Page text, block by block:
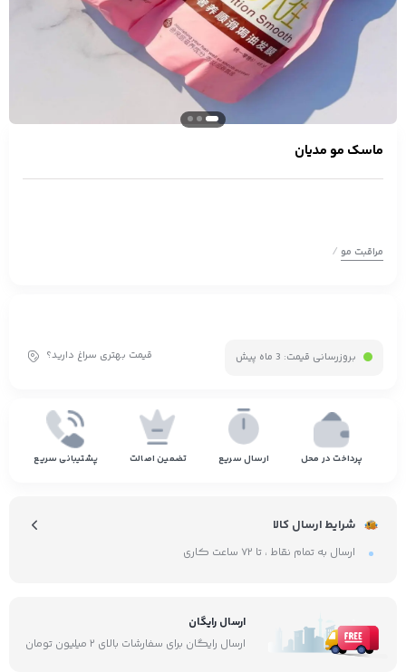
ماسک مو مدیان
مراقبت مو /
بروزرسانی قیمت: 3 ماه پیش قیمت بهتری سراغ دارید؟
پرداخت در محل ارسال سریع تضمین اصالت پشتیبانی سریع
شرایط ارسال کالا
ارسال به تمام نقاط ، تا ۷۲ ساعت کاری
ارسال رایگان
ارسال رایگان برای سفارشات بالای ۲ میلیون تومان